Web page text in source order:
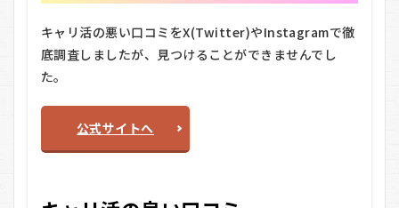
削・
面接
対
ップ
キャリ活の悪い口コミをX(Twitter)やInstagramで徹
底調査しましたが、見つけることができませんでし
た。
公式サイトへ